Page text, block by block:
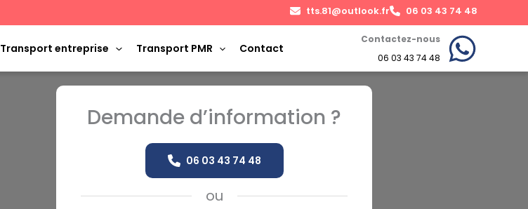
tts.81@outlook.fr 06 03 43 74 48
Transport entreprise Transport PMR Contact
Contactez-nous
06 03 43 74 48
Demande d’information ?
06 03 43 74 48
ou